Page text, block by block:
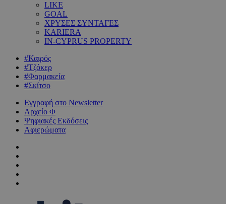
LIKE
GOAL
ΧΡΥΣΕΣ ΣΥΝΤΑΓΕΣ
KARIERA
IN-CYPRUS PROPERTY
#Καιρός
#Τζόκερ
#Φαρμακεία
#Σκίτσο
Εγγραφή στο Newsletter
Αρχείο Φ
Ψηφιακές Εκδόσεις
Αφιερώματα